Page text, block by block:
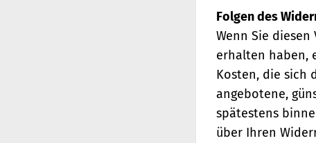
Folgen des
Wenn Sie
erhalten haben,
Kosten, die sich
angebotene,
spätestens
über Ihren